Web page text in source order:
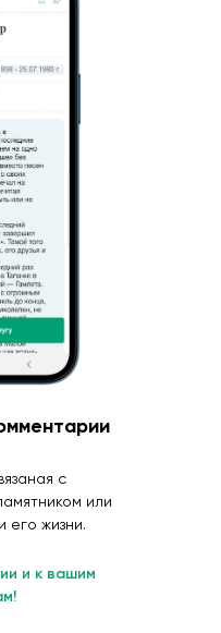
с
или
его жизни.
и к вашим